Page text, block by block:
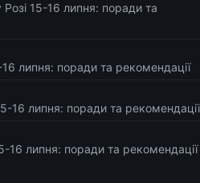
Розі 15-16 липня: поради та
16 липня: поради та рекомендації
16 липня: поради та рекомендації
16 липня: поради та рекомендації